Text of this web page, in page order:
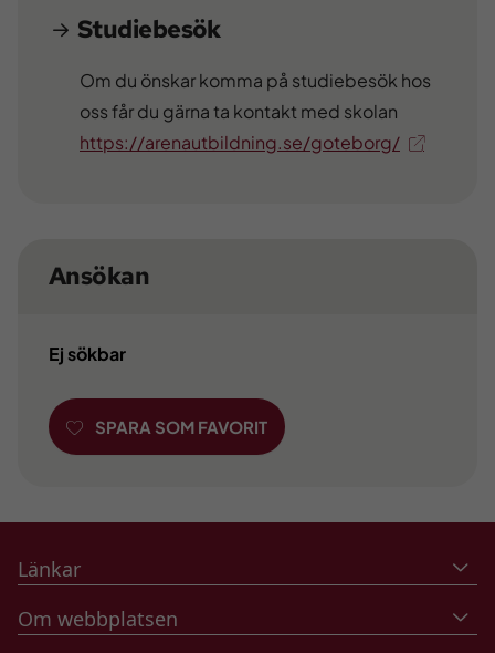
Övrig information
Studiebesök
Om du önskar komma på studiebesök hos
oss får du gärna ta kontakt med skolan
https://arenautbildning.se/goteborg/
Ansökan
Ej sökbar
SPARA SOM FAVORIT
Länkar
Om webbplatsen